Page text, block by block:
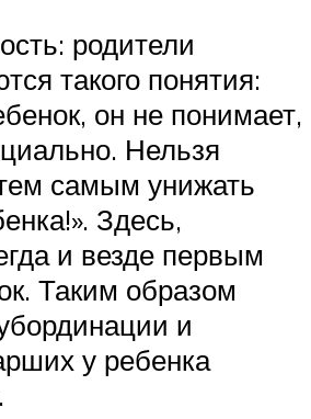
родители
такого понятия:
он не понимает,
Нельзя
самым унижать
Здесь,
и везде первым
Таким образом
и
у ребенка